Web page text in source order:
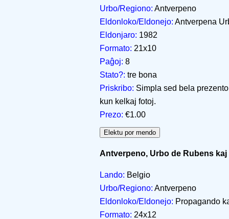
Urbo/Regiono: Antverpeno
Eldonloko/Eldonejo: Antverpena
Eldonjaro: 1982
Formato: 21x10
Paĝoj: 8
Stato?: tre bona
Priskribo: Simpla sed bela
kun kelkaj fotoj.
Prezo: €1.00
Antverpeno, Urbo de Rubens kaj
Lando: Belgio
Urbo/Regiono: Antverpeno
Eldonloko/Eldonejo: Propagando
Formato: 24x12